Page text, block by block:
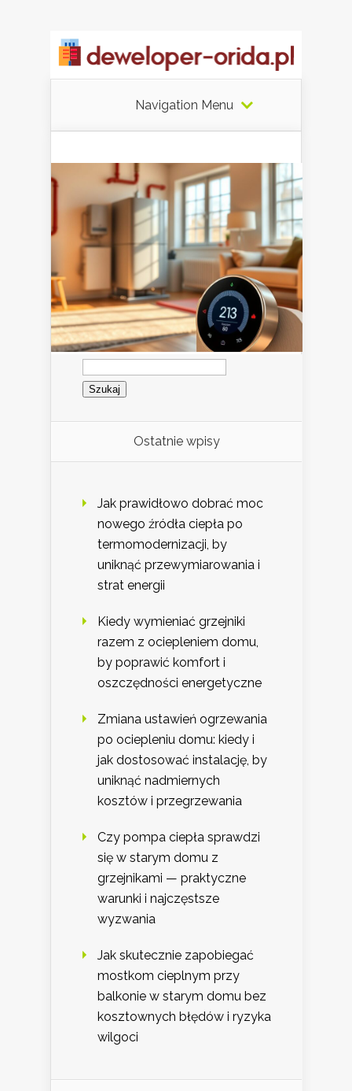
Navigation Menu
Szukaj:
Ostatnie wpisy
Jak prawidłowo dobrać moc
nowego źródła ciepła po
termomodernizacji, by
uniknąć przewymiarowania i
strat energii
Kiedy wymieniać grzejniki
razem z ociepleniem domu,
by poprawić komfort i
oszczędności energetyczne
Zmiana ustawień ogrzewania
po ociepleniu domu: kiedy i
jak dostosować instalację, by
uniknąć nadmiernych
kosztów i przegrzewania
Czy pompa ciepła sprawdzi
się w starym domu z
grzejnikami — praktyczne
warunki i najczęstsze
wyzwania
Jak skutecznie zapobiegać
mostkom cieplnym przy
balkonie w starym domu bez
kosztownych błędów i ryzyka
wilgoci